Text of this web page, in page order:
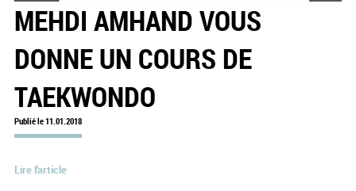
MEHDI AMHAND VOUS
DONNE UN COURS DE
TAEKWONDO
Publié le 11.01.2018
Lire l'article